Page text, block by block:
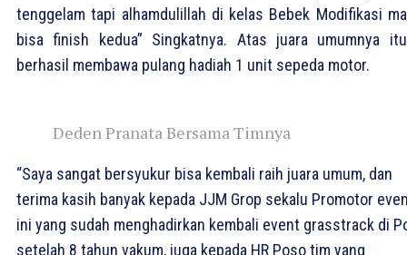
tenggelam tapi alhamdulillah di kelas Bebek Modifikasi
bisa finish kedua” Singkatnya. Atas juara umumnya
berhasil membawa pulang hadiah 1 unit sepeda motor.
Deden Pranata Bersama Timnya
“Saya sangat bersyukur bisa kembali raih juara umum, dan
terima kasih banyak kepada JJM Grop sekalu Promotor
ini yang sudah menghadirkan kembali event grasstrack di
setelah 8 tahun vakum, juga kepada HR Poso tim yang